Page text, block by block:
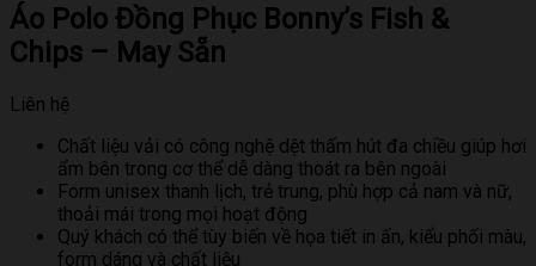
Áo Polo Đồng Phục Bonny’s Fish &
Chips – May Sẵn
Liên hệ
Chất liệu vải có công nghệ dệt thấm hút đa chiều giúp hơi
ẩm bên trong cơ thể dễ dàng thoát ra bên ngoài
Form unisex thanh lịch, trẻ trung, phù hợp cả nam và nữ,
thoải mái trong mọi hoạt động
Quý khách có thể tùy biến về họa tiết in ấn, kiểu phối màu,
form dáng và chất liệu